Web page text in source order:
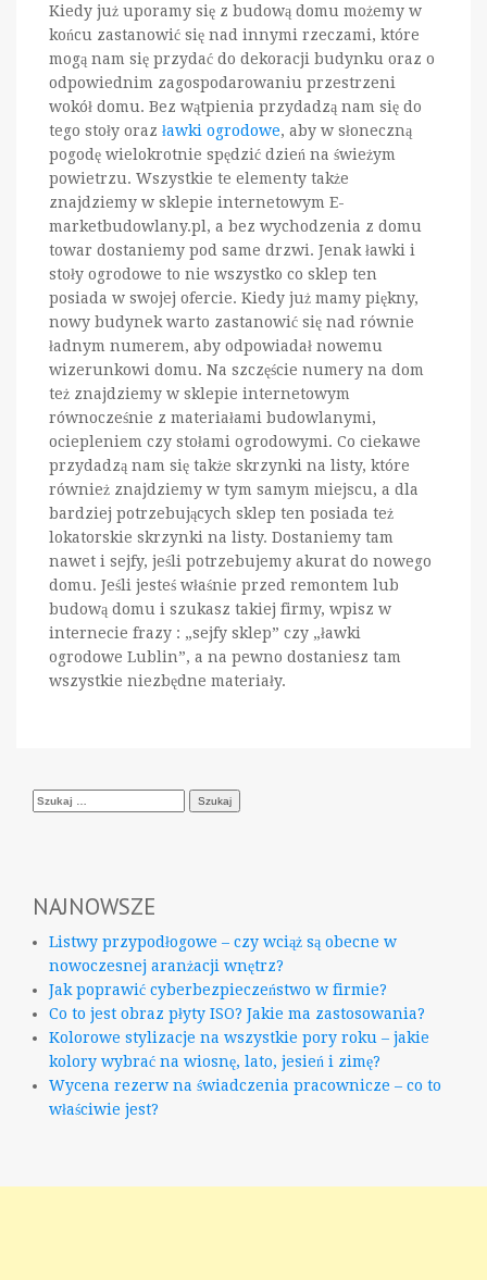
Kiedy już uporamy się z budową domu możemy w
końcu zastanowić się nad innymi rzeczami, które
mogą nam się przydać do dekoracji budynku oraz o
odpowiednim zagospodarowaniu przestrzeni
wokół domu. Bez wątpienia przydadzą nam się do
tego stoły oraz ławki ogrodowe, aby w słoneczną
pogodę wielokrotnie spędzić dzień na świeżym
powietrzu. Wszystkie te elementy także
znajdziemy w sklepie internetowym E-
marketbudowlany.pl, a bez wychodzenia z domu
towar dostaniemy pod same drzwi. Jenak ławki i
stoły ogrodowe to nie wszystko co sklep ten
posiada w swojej ofercie. Kiedy już mamy piękny,
nowy budynek warto zastanowić się nad równie
ładnym numerem, aby odpowiadał nowemu
wizerunkowi domu. Na szczęście numery na dom
też znajdziemy w sklepie internetowym
równocześnie z materiałami budowlanymi,
ociepleniem czy stołami ogrodowymi. Co ciekawe
przydadzą nam się także skrzynki na listy, które
również znajdziemy w tym samym miejscu, a dla
bardziej potrzebujących sklep ten posiada też
lokatorskie skrzynki na listy. Dostaniemy tam
nawet i sejfy, jeśli potrzebujemy akurat do nowego
domu. Jeśli jesteś właśnie przed remontem lub
budową domu i szukasz takiej firmy, wpisz w
internecie frazy : „sejfy sklep” czy „ławki
ogrodowe Lublin”, a na pewno dostaniesz tam
wszystkie niezbędne materiały.
Szukaj:
NAJNOWSZE
Listwy przypodłogowe – czy wciąż są obecne w
nowoczesnej aranżacji wnętrz?
Jak poprawić cyberbezpieczeństwo w firmie?
Co to jest obraz płyty ISO? Jakie ma zastosowania?
Kolorowe stylizacje na wszystkie pory roku – jakie
kolory wybrać na wiosnę, lato, jesień i zimę?
Wycena rezerw na świadczenia pracownicze – co to
właściwie jest?